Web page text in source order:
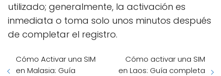
utilizado; generalmente, la activación es
inmediata o toma solo unos minutos después
de completar el registro.
Cómo Activar una SIM
en Malasia: Guía
Cómo activar una SIM
en Laos: Guía completa